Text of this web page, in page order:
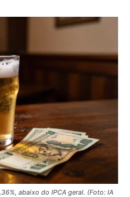
abaixo do IPCA geral. (Foto: IA